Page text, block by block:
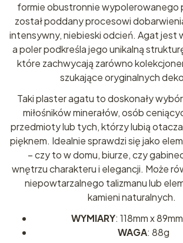
formie obustronnie wypolerowanego
został poddany procesowi
intensywny, niebieski odcień. Agat jest
a poler podkreśla jego unikalną
które zachwycają zarówno
szukające oryginalnych
Taki plaster agatu to doskonały
miłośników minerałów, osób
przedmioty lub tych, którzy lubią
pięknem. Idealnie sprawdzi się jako
– czy to w domu, biurze, czy
wnętrzu charakteru i elegancji. Może
niepowtarzalnego talizmanu lub
kamieni naturalnych.
WYMIARY: 118mm x
WAGA: 88g